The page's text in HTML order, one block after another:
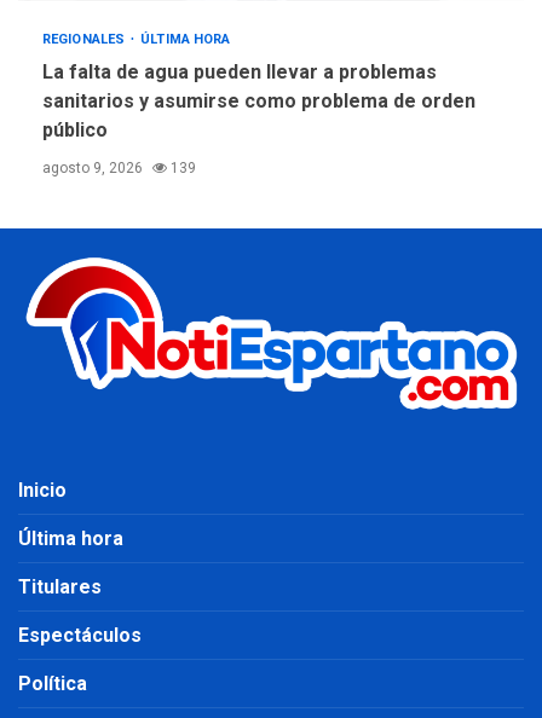
REGIONALES ÚLTIMA HORA
La falta de agua pueden llevar a problemas
sanitarios y asumirse como problema de orden
público
agosto 9, 2026 139
Inicio
Última hora
Titulares
Espectáculos
Política